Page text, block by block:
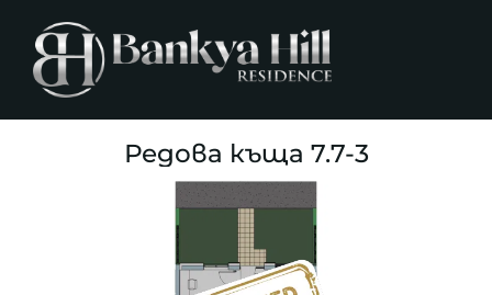
Редова къща 7.7-3